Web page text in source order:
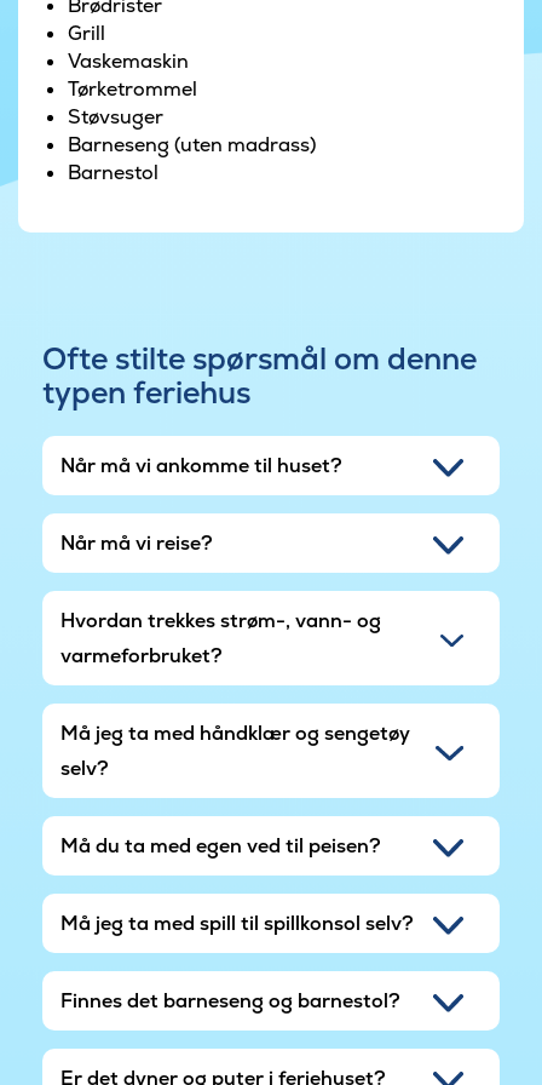
Brødrister
Grill
Vaskemaskin
Tørketrommel
Støvsuger
Barneseng (uten madrass)
Barnestol
Ofte stilte spørsmål om denne
typen feriehus
Når må vi ankomme til huset?
Når må vi reise?
Hvordan trekkes strøm-, vann- og
varmeforbruket?
Må jeg ta med håndklær og sengetøy
selv?
Må du ta med egen ved til peisen?
Må jeg ta med spill til spillkonsol selv?
Finnes det barneseng og barnestol?
Er det dyner og puter i feriehuset?